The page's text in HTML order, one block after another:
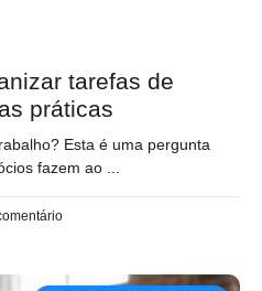
tarefas de
práticas
Esta é uma pergunta
fazem ao